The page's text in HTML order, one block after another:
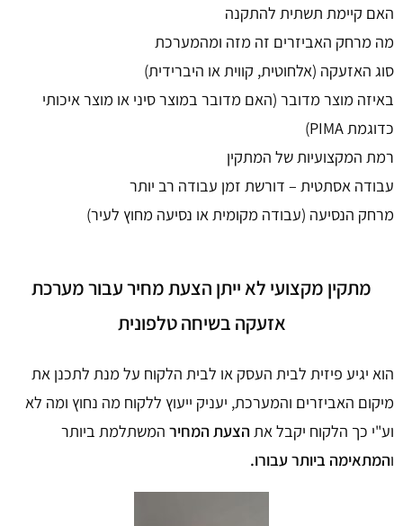
האם קיימת תשתית להתקנה
מה מרחק האביזרים זה מזה ומהמערכת
סוג האזעקה (אלחוטית, קווית או היברידית)
באיזה מוצר מדובר (האם מדובר במוצר סיני או מוצר איכותי
כדוגמת PIMA)
רמת המקצועיות של המתקין
עבודה אסתטית – דורשת זמן עבודה רב יותר
מרחק הנסיעה (עבודה מקומית או נסיעה מחוץ לעיר)
מתקין מקצועי לא ייתן הצעת מחיר עבור מערכת
אזעקה בשיחה טלפונית
הוא יגיע פיזית לבית העסק או לבית הלקוח על מנת לתכנן את
מיקום האביזרים והמערכת, יעניק ייעוץ ללקוח מה נחוץ ומה לא
וע"י כך הלקוח יקבל את הצעת המחיר המשתלמת ביותר
והמתאימה ביותר עבורו.